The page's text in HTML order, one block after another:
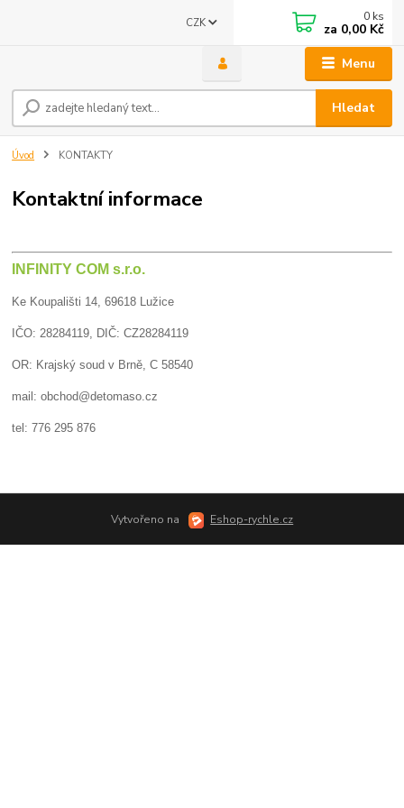
Menu
CZK
Hledat
0 ks
za 0,00 Kč
Úvod KONTAKTY
Kontaktní informace
INFINITY COM s.r.o.
Ke Koupališti 14, 69618 Lužice
IČO: 28284119, DIČ: CZ28284119
OR: Krajský soud v Brně, C 58540
mail: obchod@detomaso.cz
tel:776 295 876
Vytvořeno na Eshop-rychle.cz